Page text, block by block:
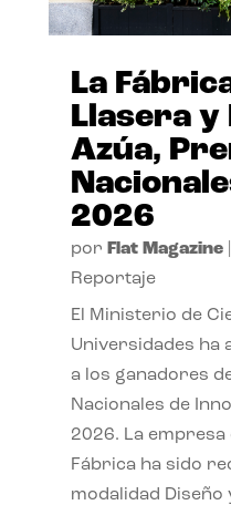
La
Llasera
Azúa,
2026
por Flat Magazine|
Reportaje
El Ministerio de
Universidades ha
a los ganadores
Nacionales de
2026. La
Fábrica ha sido
modalidad Diseño